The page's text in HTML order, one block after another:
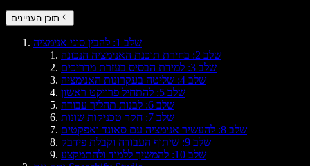
תוכן העניינים
שלב 1: להבין סוגי אנימציה
שלב 2: בחירת תוכנת האנימציה הנכונה
שלב 3: למידת הבסיס בעזרת מדריכים
שלב 4: שליטה בעקרונות האנימציה
שלב 5: להתחיל פרויקט ראשון
שלב 6: לבנות תהליך עבודה
שלב 7: חקר טכניקות שונות
שלב 8: להעשיר אנימציה עם סאונד ואפקטים
שלב 9: שיתוף העבודה וקבלת פידבק
שלב 10: להמשיך ללמוד ולהתמקצע